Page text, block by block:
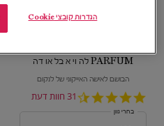
PARFUM לה וי א בל או דה
פרפיום
הבושם לאישה האייקוני של לנקום
4.5
star
31 חוות דעת
בחרי גוון
הגדרות קובצי Cookie